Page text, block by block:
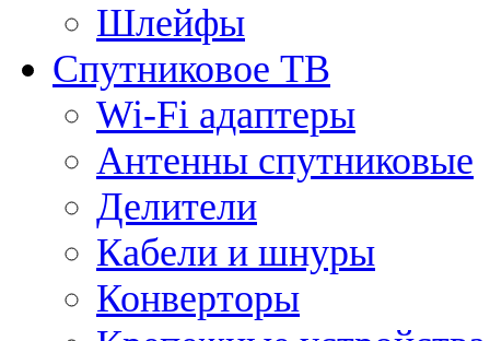
Шлейфы
Спутниковое ТВ
Wi-Fi адаптеры
Антенны спутниковые
Делители
Кабели и шнуры
Конверторы